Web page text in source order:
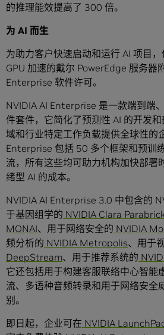
的推理能效提高了 300 倍。
为 AI 而生
为助力客户快速启动和运行 AI 项目
GPU 加速的戴尔 PowerEdge 服务器
Enterprise 软件许可。
NVIDIA AI Enterprise 是一款端到端
件套件，它简化了预测性 AI 的开发
域和行业特定工作负载提供全球性的
Enterprise 包括 50 多个框架和预训
流，所有这些均可助力机构加快部署
绪型 AI 的成本。
NVIDIA AI Enterprise 3.0 中包含的
于基因组学的 NVIDIA Clara
MONAI、用于网络安全的 NVIDIA
频分析的 NVIDIA Metropolis、用于
DeepStream、用于推荐系统的
它还包括用于构建客服联络中心智能
流、多语种音频转录和用于网络安全
别。
即日起，企业可在 NVIDIA